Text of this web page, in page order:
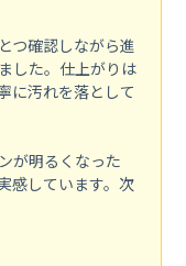
つ確認しながら進
した。仕上がりは
に汚れを落として
が明るくなった
感しています。次